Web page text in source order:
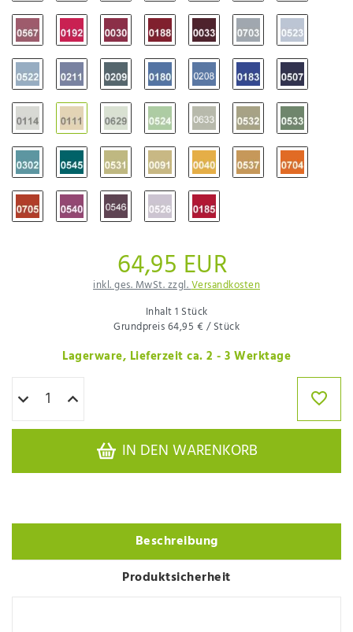
64,95 EUR
inkl. ges. MwSt. zzgl.Versandkosten
Inhalt1 Stück
Grundpreis64,95 € / Stück
Lagerware, Lieferzeit ca. 2 - 3 Werktage
IN DEN WARENKORB
Beschreibung
Produktsicherheit